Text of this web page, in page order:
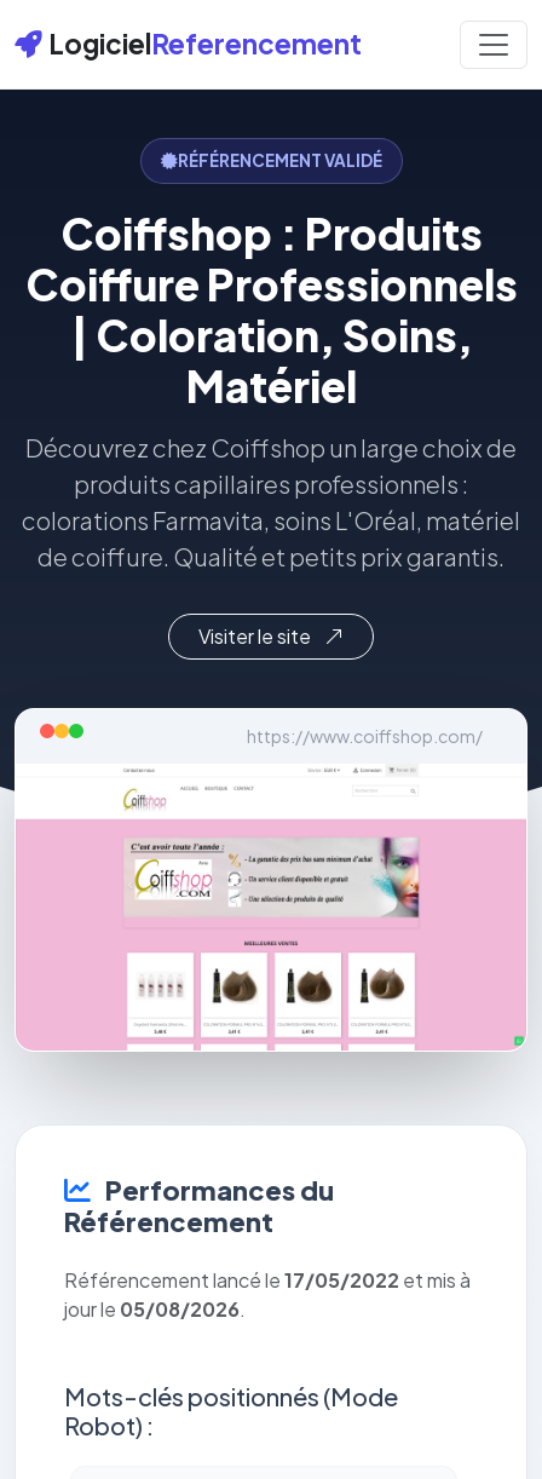
LogicielReferencement
RÉFÉRENCEMENT VALIDÉ
Coiffshop : Produits
Coiffure Professionnels
| Coloration, Soins,
Matériel
Découvrez chez Coiffshop un large choix de
produits capillaires professionnels :
colorations Farmavita, soins L'Oréal, matériel
de coiffure. Qualité et petits prix garantis.
Visiter le site
https://www.coiffshop.com/
Performances du
Référencement
Référencement lancé le17/05/2022 et mis à
jour le 05/08/2026.
Mots-clés positionnés (Mode
Robot) :